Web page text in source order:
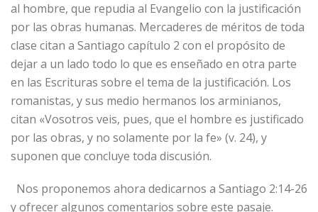
al hombre, que repudia al Evangelio con la justificación
por las obras humanas. Mercaderes de méritos de toda
clase citan a Santiago capítulo 2 con el propósito de
dejar a un lado todo lo que es enseñado en otra parte
en las Escrituras sobre el tema de la justificación. Los
romanistas, y sus medio hermanos los arminianos,
citan «Vosotros veis, pues, que el hombre es justificado
por las obras, y no solamente por la fe» (v. 24), y
suponen que concluye toda discusión.
Nos proponemos ahora dedicarnos a Santiago 2:14-26
y ofrecer algunos comentarios sobre este pasaje.